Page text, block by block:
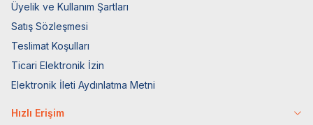
Üyelik ve Kullanım Şartları
Satış Sözleşmesi
Teslimat Koşulları
Ticari Elektronik İzin
Elektronik İleti Aydınlatma Metni
Hızlı Erişim